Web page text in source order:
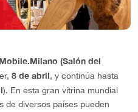
(Salón del
8 de abril, y continúa hasta
). En esta gran vitrina mundial
de diversos países pueden